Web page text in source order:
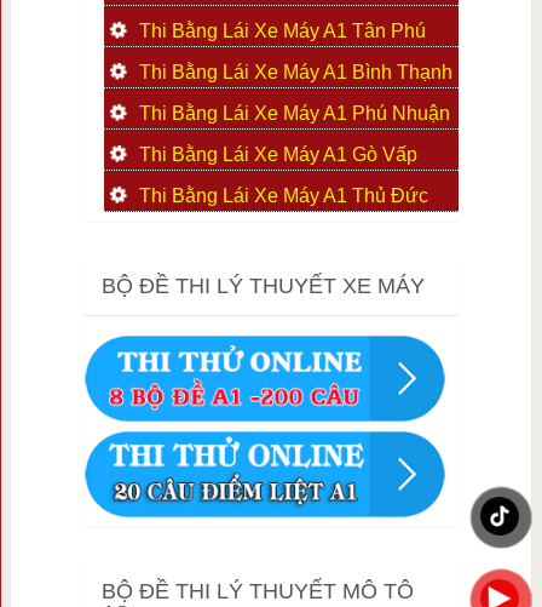
Thi Bằng Lái Xe Máy A1 Tân Phú
Thi Bằng Lái Xe Máy A1 Bình Thạnh
Thi Bằng Lái Xe Máy A1 Phú Nhuận
Thi Bằng Lái Xe Máy A1 Gò Vấp
Thi Bằng Lái Xe Máy A1 Thủ Đức
BỘ ĐỀ THI LÝ THUYẾT XE MÁY
BỘ ĐỀ THI LÝ THUYẾT MÔ TÔ